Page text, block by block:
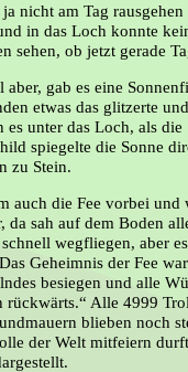
nicht am Tag
in das Loch konnte
sehen, ob jetzt gerade
aber, gab es eine
etwas das glitzerte
es unter das Loch, als
spiegelte die Sonne
zu Stein.
auch die Fee vorbei
da sah auf dem Boden
wegfliegen, aber
Geheimnis der Fee
besiegen und alle
rückwärts.“ Alle 4999
blieben noch
der Welt mitfeiern